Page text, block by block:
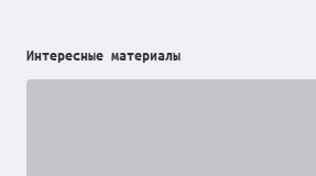
Интересные материалы